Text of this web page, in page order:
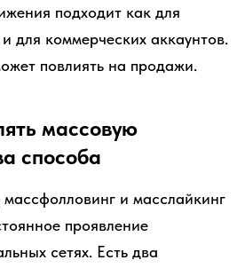
подходит как для
для коммерческих аккаунтов.
повлиять на продажи.
массовую
способа
и масслайкинг
проявление
сетях. Есть два